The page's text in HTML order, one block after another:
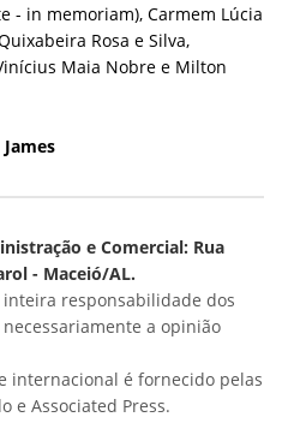
- in memoriam), Carmem Lúcia
Rosa e Silva,
Maia Nobre e Milton
e Comercial: Rua
- Maceió/AL.
responsabilidade dos
a opinião
internacional é fornecido pelas
e Associated Press.